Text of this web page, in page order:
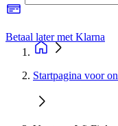
Betaal later met Klarna
Startpagina voor